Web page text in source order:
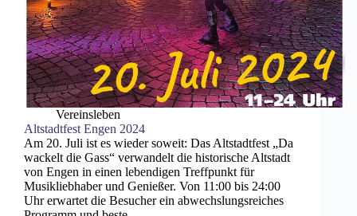
Vereinsleben
Altstadtfest Engen 2024
Am 20. Juli ist es wieder soweit: Das Altstadtfest „Da
wackelt die Gass“ verwandelt die historische Altstadt
von Engen in einen lebendigen Treffpunkt für
Musikliebhaber und Genießer. Von 11:00 bis 24:00
Uhr erwartet die Besucher ein abwechslungsreiches